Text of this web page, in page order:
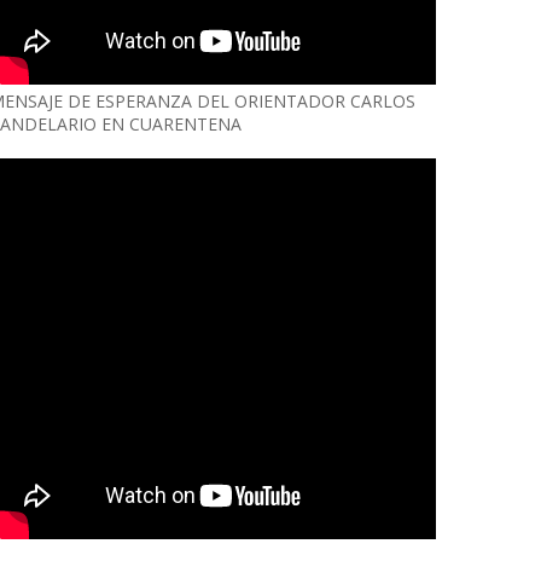
DE ESPERANZA DEL ORIENTADOR CARLOS
EN CUARENTENA